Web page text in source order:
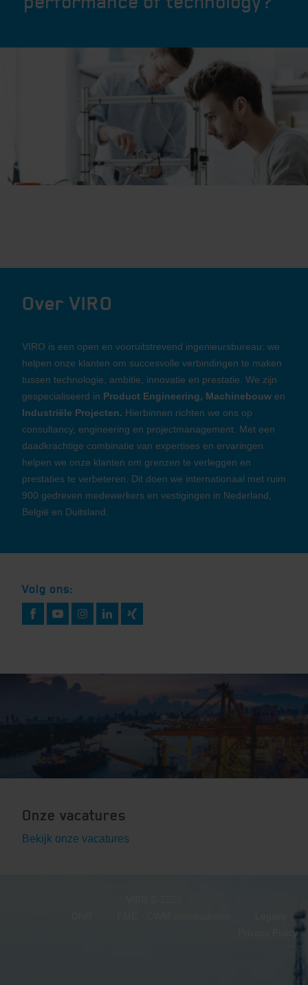
Over VIRO
VIRO is een open en vooruitstrevend ingenieursbureau: we
helpen onze klanten om succesvolle verbindingen te maken
tussen technologie, ambitie, innovatie en prestatie. We zijn
gespecialiseerd in Product Engineering, Machinebouw en
Industriële Projecten. Hierbinnen richten we ons op
consultancy, engineering en projectmanagement. Met een
daadkrachtige combinatie van expertises en ervaringen
helpen we onze klanten om grenzen te verleggen en
prestaties te verbeteren. Dit doen we internationaal met ruim
900 gedreven medewerkers en vestigingen in Nederland,
België en Duitsland.
Volg ons:
Onze vacatures
Bekijk onze vacatures
Privacy Policy